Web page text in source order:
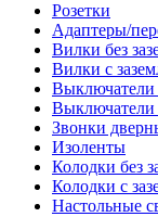
Розетки
Адаптеры/
Вилки без
Вилки с
Выключатели
Звонки
Изоленты
Колодки без
Колодки с
Настольные